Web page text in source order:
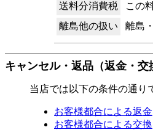
送料分消費税
この
離島他の扱い
離島
キャンセル・返品（返金・交
当店では以下の条件の通り
お客様都合による返金
お客様都合による交換